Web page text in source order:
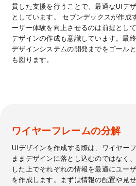
貫した支援を行うことで、最適なUIデ
としています。 セブンデックスが作成
ーザー体験を向上させるのは前提とし
デザインの作成も意識しています。最
デザインシステムの開発までをゴール
も図ります。
ワイヤーフレームの分解
UIデザインを作成する際は、ワイヤー
ままデザインに落とし込むのではなく
した上でそれぞれの情報を最適にユー
を作成します。まずは情報の配置や見